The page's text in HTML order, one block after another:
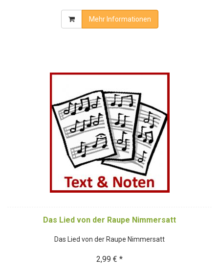
Mehr Informationen
Das Lied von der Raupe Nimmersatt
Das Lied von der Raupe Nimmersatt
2,99 € *